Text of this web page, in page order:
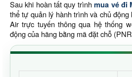
Sau khi hoàn tất quy trìnhmua vé đi
thể tự quản lý hành trình và chủ động
Air trực tuyến thông qua hệ thống
động của hãng bằng mã đặt chỗ